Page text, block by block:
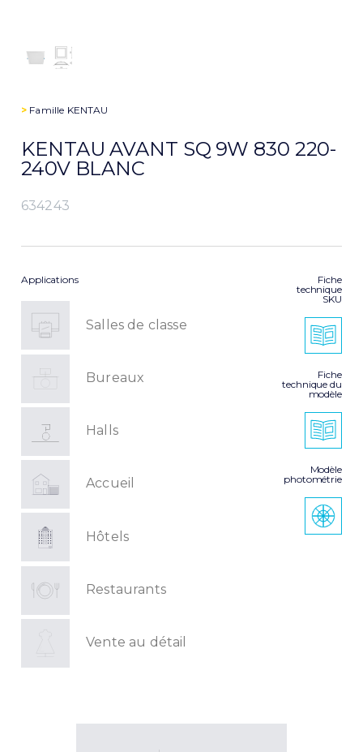
> Famille KENTAU
KENTAU AVANT SQ 9W 830 220-
240V BLANC
634243
Applications
Salles de classe
Bureaux
Halls
Accueil
Hôtels
Restaurants
Vente au détail
Fiche
technique
SKU
Fiche
technique du
modèle
Modèle
photométrie